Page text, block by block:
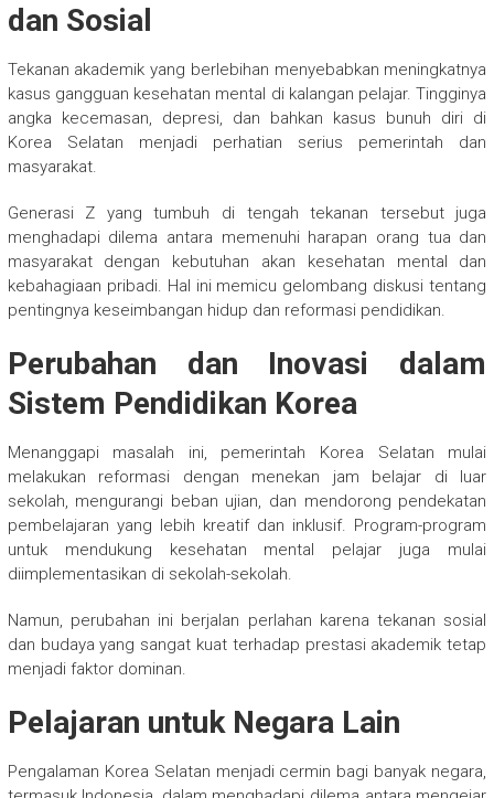
dan Sosial
Tekanan akademik yang berlebihan menyebabkan meningkatnya
kasus gangguan kesehatan mental di kalangan pelajar. Tingginya
angka kecemasan, depresi, dan bahkan kasus bunuh diri di
Korea Selatan menjadi perhatian serius pemerintah dan
masyarakat.
Generasi Z yang tumbuh di tengah tekanan tersebut juga
menghadapi dilema antara memenuhi harapan orang tua dan
masyarakat dengan kebutuhan akan kesehatan mental dan
kebahagiaan pribadi. Hal ini memicu gelombang diskusi tentang
pentingnya keseimbangan hidup dan reformasi pendidikan.
Perubahan dan Inovasi dalam
Sistem Pendidikan Korea
Menanggapi masalah ini, pemerintah Korea Selatan mulai
melakukan reformasi dengan menekan jam belajar di luar
sekolah, mengurangi beban ujian, dan mendorong pendekatan
pembelajaran yang lebih kreatif dan inklusif. Program-program
untuk mendukung kesehatan mental pelajar juga mulai
diimplementasikan di sekolah-sekolah.
Namun, perubahan ini berjalan perlahan karena tekanan sosial
dan budaya yang sangat kuat terhadap prestasi akademik tetap
menjadi faktor dominan.
Pelajaran untuk Negara Lain
Pengalaman Korea Selatan menjadi cermin bagi banyak negara,